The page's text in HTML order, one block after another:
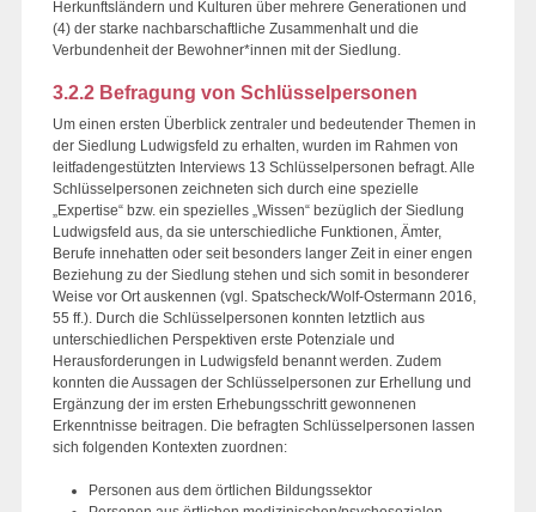
Herkunftsländern und Kulturen über mehrere Generationen und
(4) der starke nachbarschaftliche Zusammenhalt und die
Verbundenheit der Bewohner*innen mit der Siedlung.
3.2.2 Befragung von Schlüsselpersonen
Um einen ersten Überblick zentraler und bedeutender Themen in
der Siedlung Ludwigsfeld zu erhalten, wurden im Rahmen von
leitfadengestützten Interviews 13 Schlüsselpersonen befragt. Alle
Schlüsselpersonen zeichneten sich durch eine spezielle
„Expertise“ bzw. ein spezielles „Wissen“ bezüglich der Siedlung
Ludwigsfeld aus, da sie unterschiedliche Funktionen, Ämter,
Berufe innehatten oder seit besonders langer Zeit in einer engen
Beziehung zu der Siedlung stehen und sich somit in besonderer
Weise vor Ort auskennen (vgl. Spatscheck/Wolf-Ostermann 2016,
55 ff.). Durch die Schlüsselpersonen konnten letztlich aus
unterschiedlichen Perspektiven erste Potenziale und
Herausforderungen in Ludwigsfeld benannt werden. Zudem
konnten die Aussagen der Schlüsselpersonen zur Erhellung und
Ergänzung der im ersten Erhebungsschritt gewonnenen
Erkenntnisse beitragen. Die befragten Schlüsselpersonen lassen
sich folgenden Kontexten zuordnen:
Personen aus dem örtlichen Bildungssektor